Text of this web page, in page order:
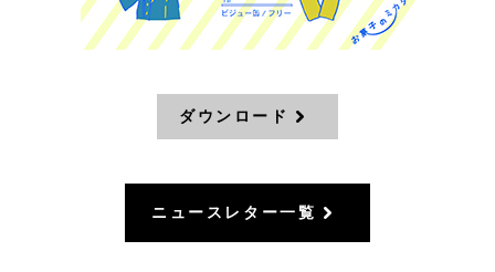
ダウンロード
ニュースレター一覧